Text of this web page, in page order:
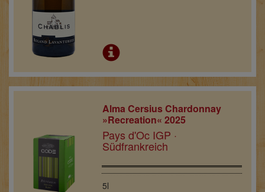
Alma Cersius Chardonnay
»Recreation« 2025
Pays d'Oc IGP ·
Südfrankreich
5l